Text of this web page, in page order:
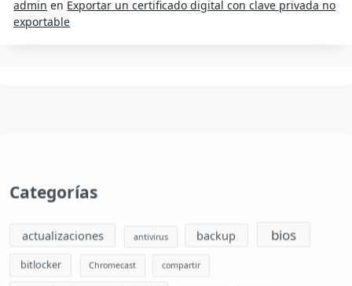
admin en Exportar un certificado digital con clave privada no
exportable
actualizaciones
bitlocker Chromecast compartir
copia de seguridad diskpart